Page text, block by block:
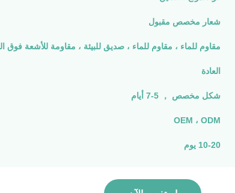
شعار مخصص مقبول
مقاوم للماء ، مقاوم للماء ، صديق للبيئة ، مقاومة للأشعة فوق
العادة
شكل مخصص ， 5-7 أيام
OEM ، ODM
10-20 يوم